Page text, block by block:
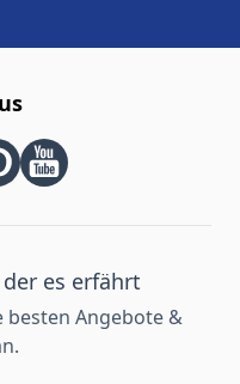
der es erfährt
besten Angebote &